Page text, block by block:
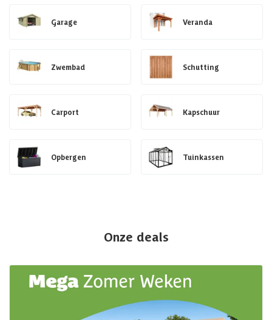
Garage Veranda
Zwembad Schutting
Carport Kapschuur
Opbergen Tuinkassen
Onze deals